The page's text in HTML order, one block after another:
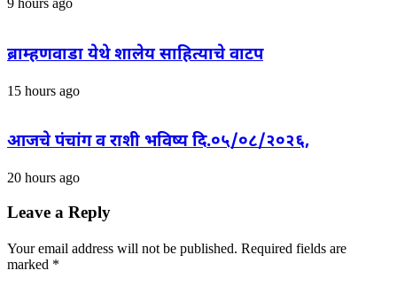
9 hours ago
ब्राम्हणवाडा येथे शालेय साहित्याचे वाटप
15 hours ago
आजचे पंचांग व राशी भविष्य दि.०५/०८/२०२६,
20 hours ago
Leave a Reply
Your email address will not be published. Required fields are
marked *